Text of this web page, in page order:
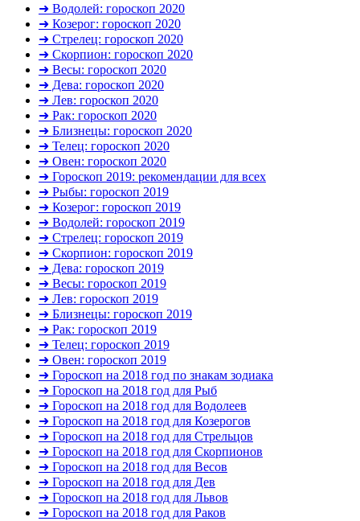
➜ Водолей: гороскоп 2020
➜ Козерог: гороскоп 2020
➜ Стрелец: гороскоп 2020
➜ Скорпион: гороскоп 2020
➜ Весы: гороскоп 2020
➜ Дева: гороскоп 2020
➜ Лев: гороскоп 2020
➜ Рак: гороскоп 2020
➜ Близнецы: гороскоп 2020
➜ Телец: гороскоп 2020
➜ Овен: гороскоп 2020
➜ Гороскоп 2019: рекомендации для всех
➜ Рыбы: гороскоп 2019
➜ Козерог: гороскоп 2019
➜ Водолей: гороскоп 2019
➜ Стрелец: гороскоп 2019
➜ Скорпион: гороскоп 2019
➜ Дева: гороскоп 2019
➜ Весы: гороскоп 2019
➜ Лев: гороскоп 2019
➜ Близнецы: гороскоп 2019
➜ Рак: гороскоп 2019
➜ Телец: гороскоп 2019
➜ Овен: гороскоп 2019
➜ Гороскоп на 2018 год по знакам зодиака
➜ Гороскоп на 2018 год для Рыб
➜ Гороскоп на 2018 год для Водолеев
➜ Гороскоп на 2018 год для Козерогов
➜ Гороскоп на 2018 год для Стрельцов
➜ Гороскоп на 2018 год для Скорпионов
➜ Гороскоп на 2018 год для Весов
➜ Гороскоп на 2018 год для Дев
➜ Гороскоп на 2018 год для Львов
➜ Гороскоп на 2018 год для Раков